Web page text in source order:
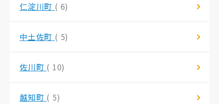
仁淀川町 ( 6)
中土佐町 ( 5)
佐川町 ( 10)
越知町 ( 5)